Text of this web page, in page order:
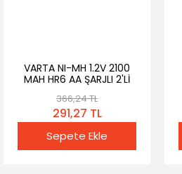
VARTA NI-MH 1.2V 2100
MAH HR6 AA ŞARJLI 2'Lİ
366,24 TL
291,27 TL
Sepete Ekle